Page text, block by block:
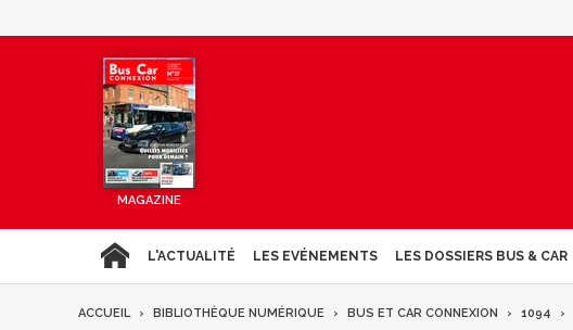
MAGAZINE
L'ACTUALITÉ LES EVÉNEMENTS LES DOSSIERS BUS & CAR
ACCUEIL BIBLIOTHÈQUE NUMÉRIQUE BUS ET CAR CONNEXION 1094